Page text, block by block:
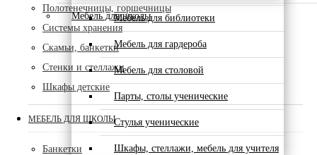
Мебель для школыМебель для библиотеки
Мебель для гардероба
Мебель для столовой
Парты, столы ученические
Стулья ученические
Шкафы, стеллажи, мебель для учителя
Полотенечницы, горшечницы
Системы хранения
Скамьи, банкетки
Стенки и стеллажи
Шкафы детские
МЕБЕЛЬ ДЛЯ ШКОЛЫ
Банкетки